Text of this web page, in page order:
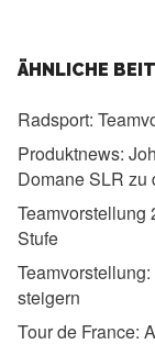
ÄHNLICHE
Radsport:
Produktnews:
Domane SLR zu
Teamvorstellung
Stufe
Teamvorstellung:
steigern
Tour de France: